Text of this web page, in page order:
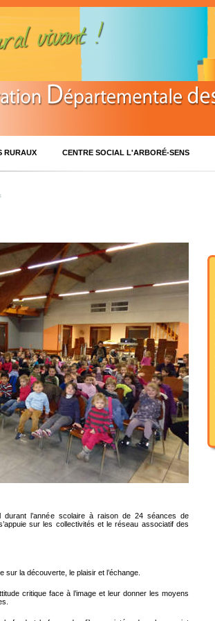
RURAUX CENTRE SOCIAL L'ARBORÉ-SENS
durant l’année scolaire à raison de 24 séances de
sur les collectivités et le réseau associatif des
sur la découverte, le plaisir et l’échange.
critique face à l’image et leur donner les moyens